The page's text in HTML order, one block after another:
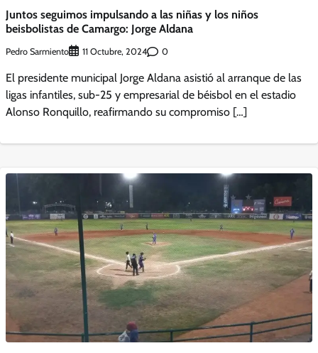
Juntos seguimos impulsando a las niñas y los niños
beisbolistas de Camargo: Jorge Aldana
Pedro Sarmiento 11 Octubre, 2024 0
El presidente municipal Jorge Aldana asistió al arranque de las
ligas infantiles, sub-25 y empresarial de béisbol en el estadio
Alonso Ronquillo, reafirmando su compromiso […]